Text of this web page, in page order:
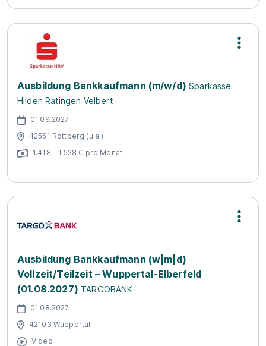
Ausbildung Bankkaufmann (m/w/d) Sparkasse
Hilden Ratingen Velbert
01.09.2027
42551 Rottberg (u.a.)
1.418 - 1.528 € pro Monat
Ausbildung Bankkaufmann (w|m|d)
Vollzeit/Teilzeit – Wuppertal-Elberfeld
(01.08.2027) TARGOBANK
01.08.2027
42103 Wuppertal
Video